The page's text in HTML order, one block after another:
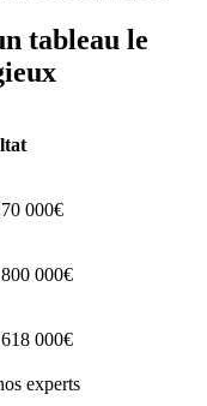
tableau le
000€
000€
000€
experts